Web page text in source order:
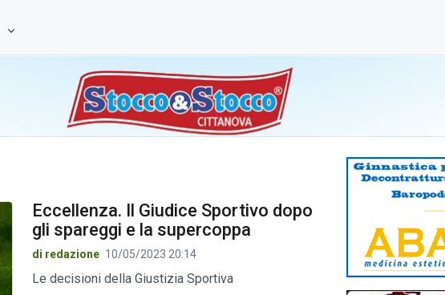
Eccellenza. Il Giudice Sportivo dopo
gli spareggi e la supercoppa
di redazione 10/05/2023 20:14
Le decisioni della Giustizia Sportiva